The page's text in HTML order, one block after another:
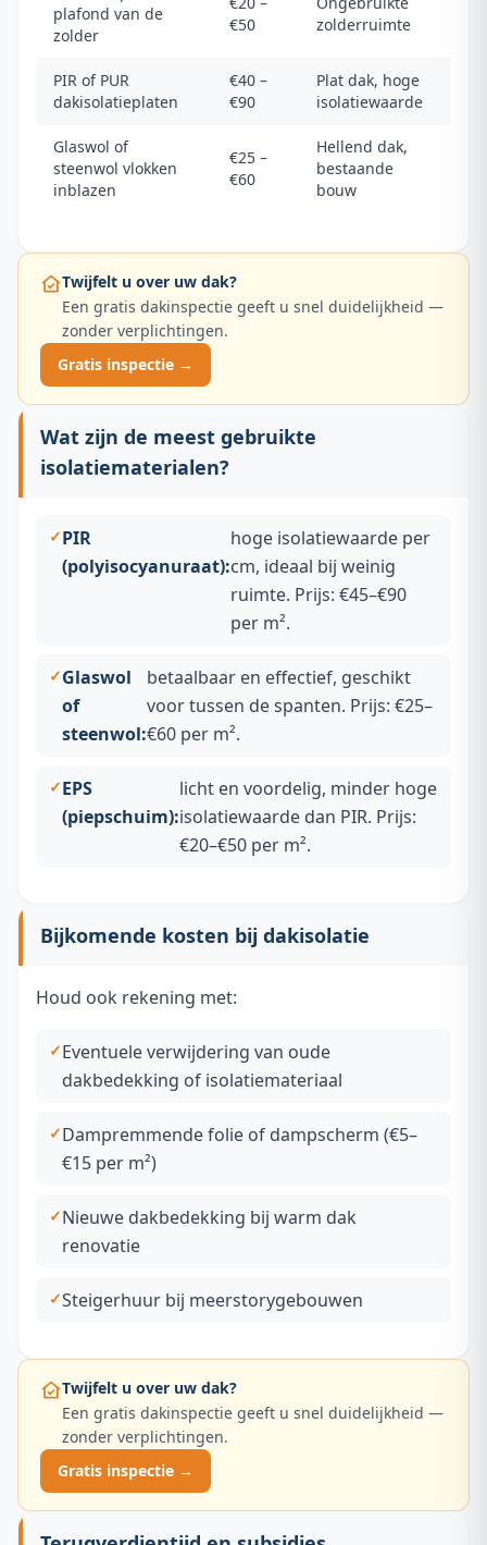
plafond van de
zolder
€50
zolderruimte
PIR of PUR
dakisolatieplaten
€40 –
€90
Plat dak, hoge
isolatiewaarde
Glaswol of
steenwol vlokken
inblazen
€25 –
€60
Hellend dak,
bestaande
bouw
Twijfelt u over uw dak?
Een gratis dakinspectie geeft u snel duidelijkheid —
zonder verplichtingen.
Gratis inspectie →
Wat zijn de meest gebruikte
isolatiematerialen?
PIR
(polyisocyanuraat):
hoge isolatiewaarde per
cm, ideaal bij weinig
ruimte. Prijs: €45–€90
per m².
Glaswol
of
steenwol:
betaalbaar en effectief, geschikt
voor tussen de spanten. Prijs: €25–
€60 per m².
EPS
(piepschuim):
licht en voordelig, minder hoge
isolatiewaarde dan PIR. Prijs:
€20–€50 per m².
Bijkomende kosten bij dakisolatie
Houd ook rekening met:
Eventuele verwijdering van oude
dakbedekking of isolatiemateriaal
Dampremmende folie of dampscherm (€5–
€15 per m²)
Nieuwe dakbedekking bij warm dak
renovatie
Steigerhuur bij meerstorygebouwen
Twijfelt u over uw dak?
Een gratis dakinspectie geeft u snel duidelijkheid —
zonder verplichtingen.
Gratis inspectie →